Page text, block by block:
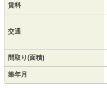
賃料
交通
間取り(面積)
築年月